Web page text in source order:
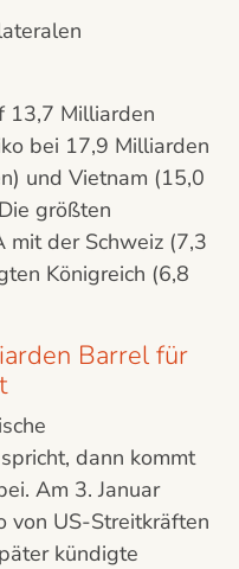
13,7 Milliarden
bei 17,9 Milliarden
und Vietnam (15,0
größten
mit der Schweiz (7,3
Königreich (6,8
Barrel für
dann kommt
Am 3. Januar
von US-Streitkräften
kündigte